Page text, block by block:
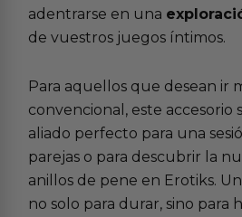
adentrarse en una
de vuestros juegos íntimos.
Para aquellos que desean ir
convencional, este accesorio
aliado perfecto para una
parejas o para descubrir la
anillos de pene en Erotiks.
no solo para durar, sino para